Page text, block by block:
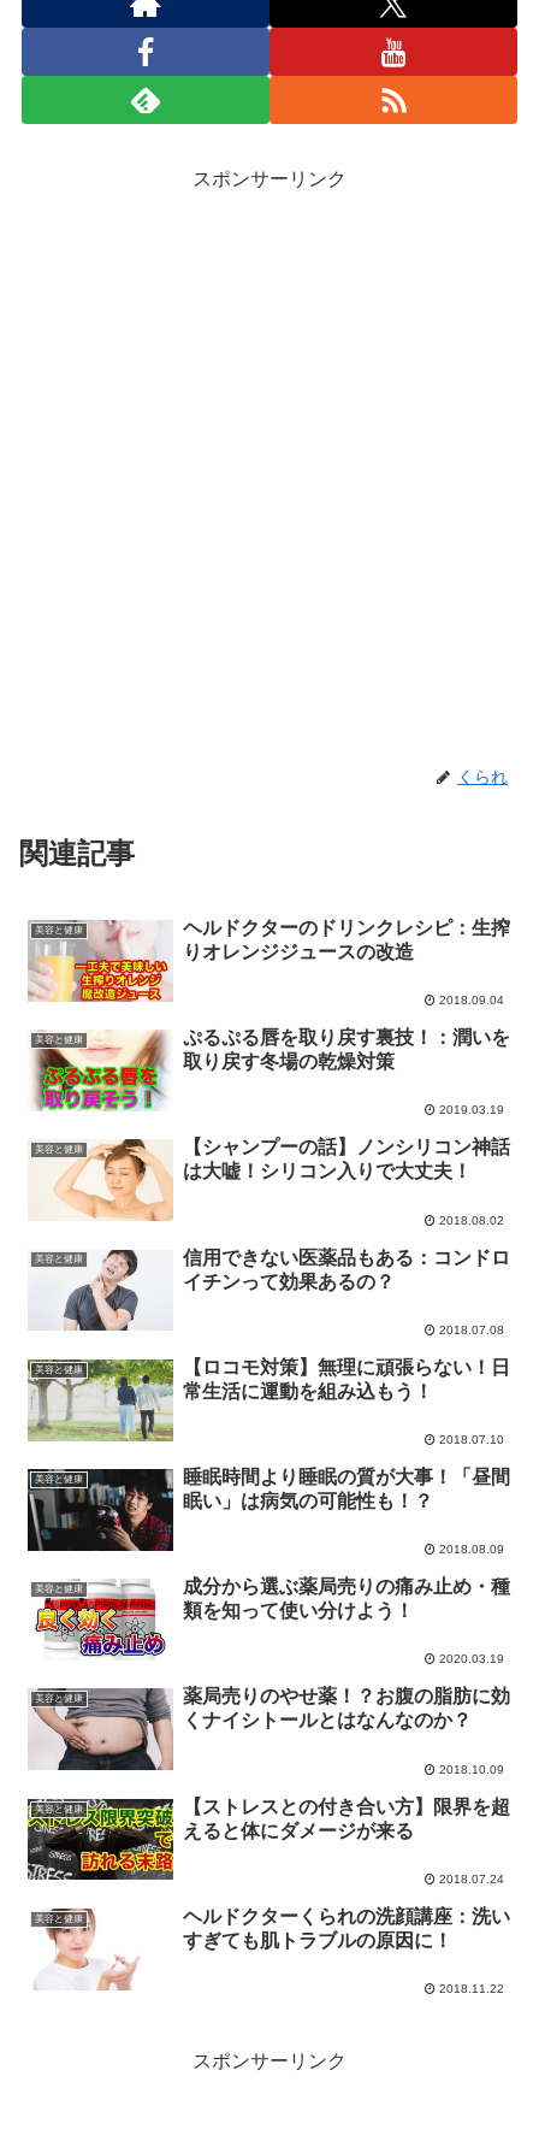
スポンサーリンク
くられ
関連記事
美容と健康
ヘルドクターのドリンクレシピ：生搾
りオレンジジュースの改造
2018.09.04
美容と健康
ぷるぷる唇を取り戻す裏技！：潤いを
取り戻す冬場の乾燥対策
2019.03.19
美容と健康
【シャンプーの話】ノンシリコン神話
は大嘘！シリコン入りで大丈夫！
2018.08.02
美容と健康
信用できない医薬品もある：コンドロ
イチンって効果あるの？
2018.07.08
美容と健康
【ロコモ対策】無理に頑張らない！日
常生活に運動を組み込もう！
2018.07.10
美容と健康
睡眠時間より睡眠の質が大事！「昼間
眠い」は病気の可能性も！？
2018.08.09
美容と健康
成分から選ぶ薬局売りの痛み止め・種
類を知って使い分けよう！
2020.03.19
美容と健康
薬局売りのやせ薬！？お腹の脂肪に効
くナイシトールとはなんなのか？
2018.10.09
美容と健康
【ストレスとの付き合い方】限界を超
えると体にダメージが来る
2018.07.24
美容と健康
ヘルドクターくられの洗顔講座：洗い
すぎても肌トラブルの原因に！
2018.11.22
スポンサーリンク